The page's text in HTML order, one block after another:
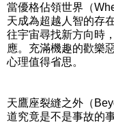
當優格佔領世界（
天成為超越人智的存
往宇宙尋找新方向時
應。充滿機趣的歡樂
心理值得省思。
天鷹座裂縫之外（
道究竟是不是事故的